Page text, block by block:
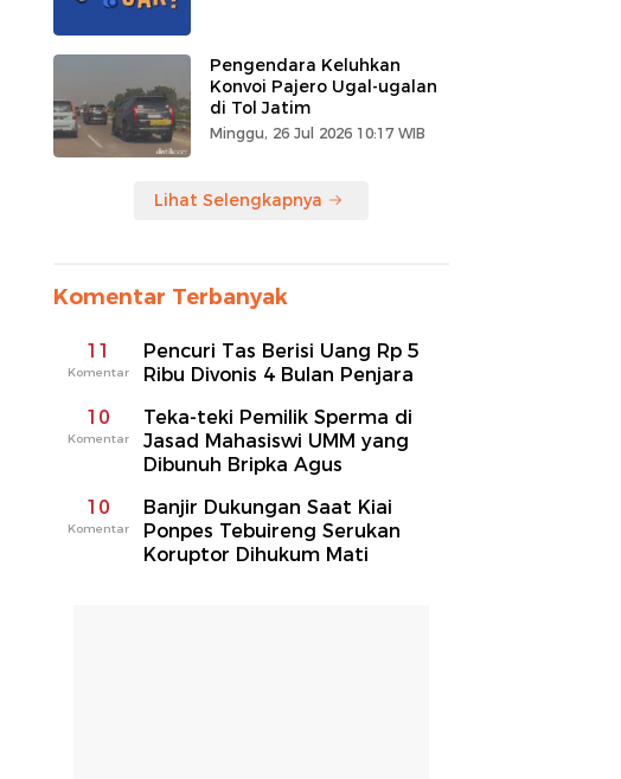
Pengendara Keluhkan
Konvoi Pajero Ugal-ugalan
di Tol Jatim
Minggu, 26 Jul 2026 10:17 WIB
Lihat Selengkapnya
Komentar Terbanyak
11
Komentar
Pencuri Tas Berisi Uang Rp 5
Ribu Divonis 4 Bulan Penjara
10
Komentar
Teka-teki Pemilik Sperma di
Jasad Mahasiswi UMM yang
Dibunuh Bripka Agus
10
Komentar
Banjir Dukungan Saat Kiai
Ponpes Tebuireng Serukan
Koruptor Dihukum Mati